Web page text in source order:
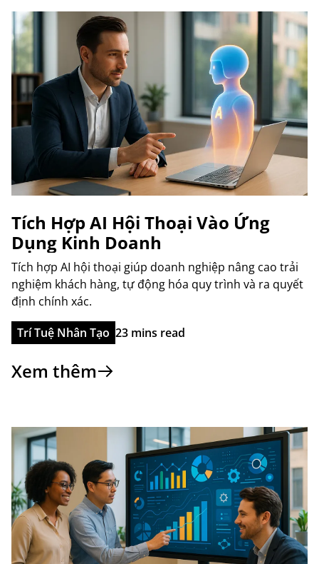
Tích Hợp AI Hội Thoại Vào Ứng
Dụng Kinh Doanh
Tích hợp AI hội thoại giúp doanh nghiệp nâng cao trải
nghiệm khách hàng, tự động hóa quy trình và ra quyết
định chính xác.
Trí Tuệ Nhân Tạo 23 mins read
Xem thêm